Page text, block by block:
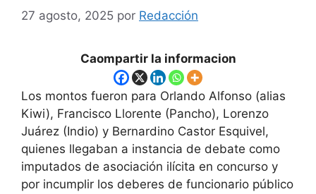
27 agosto, 2025 por Redacción
Caompartir la informacion
Los montos fueron para Orlando Alfonso (alias
Kiwi), Francisco Llorente (Pancho), Lorenzo
Juárez (Indio) y Bernardino Castor Esquivel,
quienes llegaban a instancia de debate como
imputados de asociación ilícita en concurso y
por incumplir los deberes de funcionario público